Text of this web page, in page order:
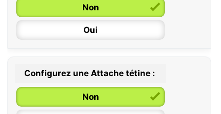
Non
Oui
0 / 6 mois
6 / 36 mois
Configurez une Attache tétine :
Non